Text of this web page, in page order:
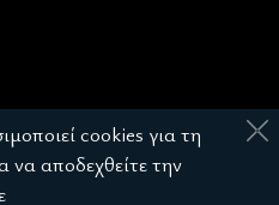
•Πολιτική cookies
cookies για τη
να αποδεχθείτε την